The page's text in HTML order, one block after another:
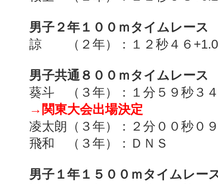
男子２年１００ｍタイムレース
諒 （２年）：１２秒４６
男子共通８００ｍタイムレース
葵斗 （３年）：１分５９秒３
→関東大会出場決定
凌太朗（３年）：２分００秒０
飛和 （３年）：ＤＮＳ
男子１年１５００ｍタイムレー